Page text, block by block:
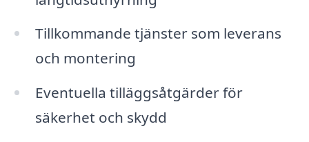
Tillkommande tjänster som leverans
och montering
Eventuella tilläggsåtgärder för
säkerhet och skydd